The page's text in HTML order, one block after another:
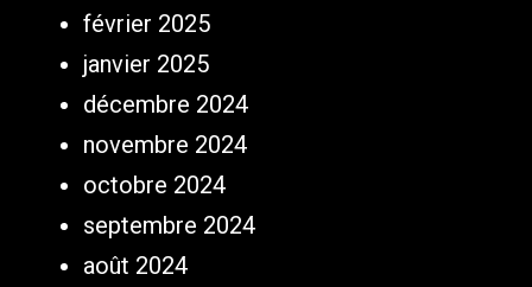
février 2025
janvier 2025
décembre 2024
novembre 2024
octobre 2024
septembre 2024
août 2024